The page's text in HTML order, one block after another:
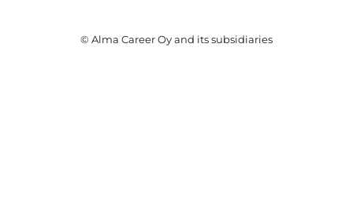
© Alma Career Oy and its subsidiaries